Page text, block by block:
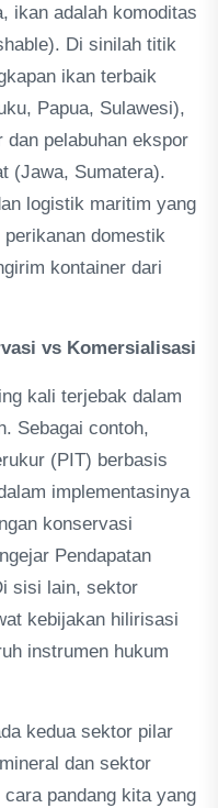
ikan adalah komoditas
Di sinilah titik
ikan terbaik
Papua, Sulawesi),
pelabuhan ekspor
(Jawa, Sumatera).
logistik maritim yang
domestik
kontainer dari
vs Komersialisasi
kali terjebak dalam
Sebagai contoh,
(PIT) berbasis
implementasinya
konservasi
Pendapatan
sisi lain, sektor
kebijakan hilirisasi
instrumen hukum
kedua sektor pilar
dan sektor
pandang kita yang